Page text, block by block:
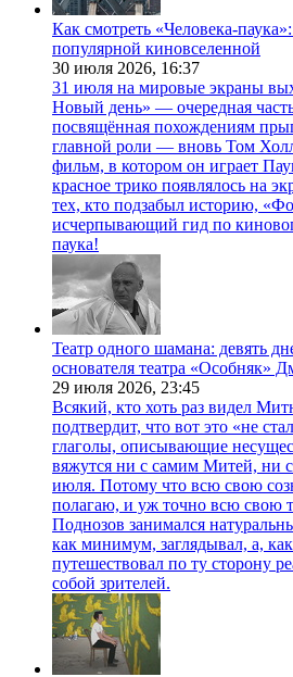
Как смотреть «Человека-
популярной киновселенной
30 июля 2026, 16:37
31 июля на мировые экраны
Новый день» — очередная
посвящённая похождениям
главной роли — вновь Том
фильм, в котором он играет
красное трико появлялось на
тех, кто подзабыл историю,
исчерпывающий гид по
паука!
Театр одного шамана: девять
основателя театра «Особняк»
29 июля 2026, 23:45
Всякий, кто хоть раз видел
подтвердит, что вот это «не
глаголы, описывающие
вяжутся ни с самим Митей, ни
июля. Потому что всю свою
полагаю, и уж точно всю свою
Поднозов занимался
как минимум, заглядывал, а,
путешествовал по ту сторону
собой зрителей.